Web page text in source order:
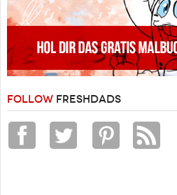
FOLLOW FRESHDADS